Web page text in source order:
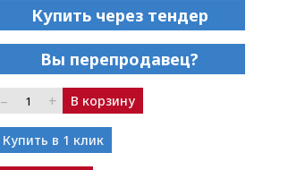
Купить через тендер
Вы перепродавец?
– + В корзину
Купить в 1 клик